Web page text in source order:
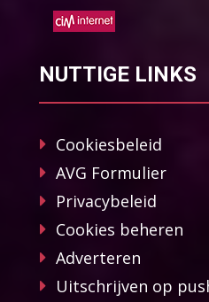
NUTTIGE LINKS
Cookiesbeleid
AVG Formulier
Privacybeleid
Cookies beheren
Adverteren
Uitschrijven op